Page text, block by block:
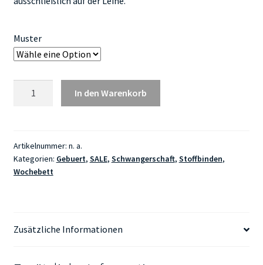
Muster
In den Warenkorb
Artikelnummer: n. a.
Kategorien: Gebuert, SALE, Schwangerschaft, Stoffbinden,
Wochebett
Zusätzliche Informationen